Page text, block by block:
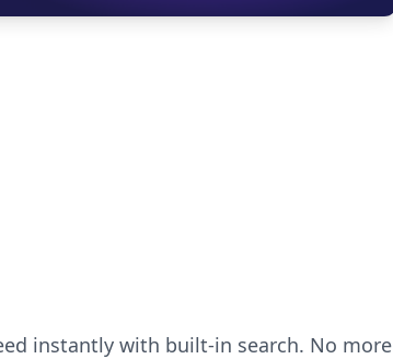
instantly with built-in search. No more